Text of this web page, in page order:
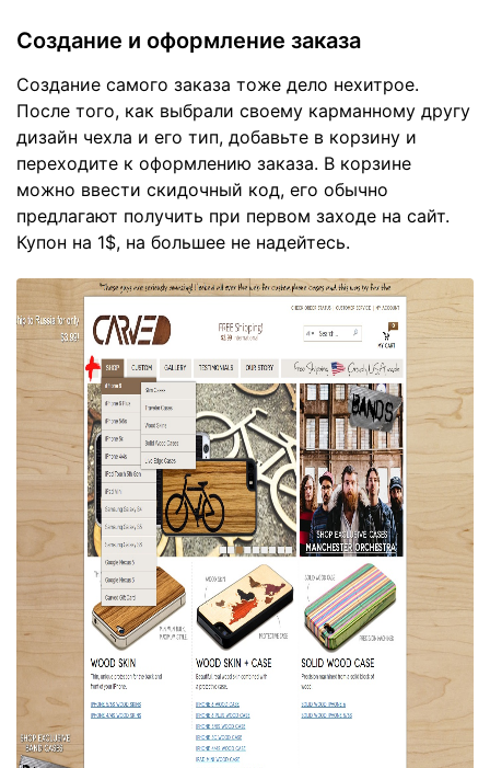
Создание и оформление заказа
Создание самого заказа тоже дело нехитрое.
После того, как выбрали своему карманному другу
дизайн чехла и его тип, добавьте в корзину и
переходите к оформлению заказа. В корзине
можно ввести скидочный код, его обычно
предлагают получить при первом заходе на сайт.
Купон на 1$, на большее не надейтесь.